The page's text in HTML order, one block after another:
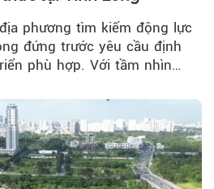
phương tìm kiếm động lực
đứng trước yêu cầu định
phù hợp. Với tầm nhìn